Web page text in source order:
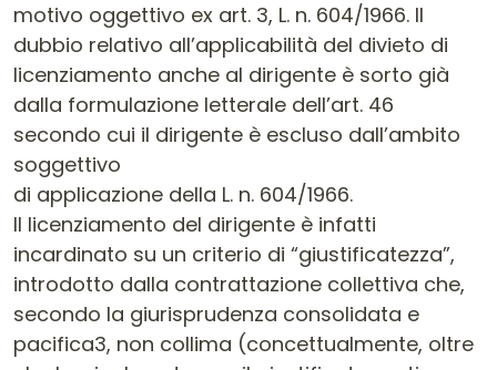
motivo oggettivo ex art. 3, L. n. 604/1966. Il
dubbio relativo all’applicabilità del divieto di
licenziamento anche al dirigente è sorto già
dalla formulazione letterale dell’art. 46
secondo cui il dirigente è escluso dall’ambito
soggettivo
di applicazione della L. n. 604/1966.
Il licenziamento del dirigente è infatti
incardinato su un criterio di “giustificatezza”,
introdotto dalla contrattazione collettiva che,
secondo la giurisprudenza consolidata e
pacifica3, non collima (concettualmente, oltre